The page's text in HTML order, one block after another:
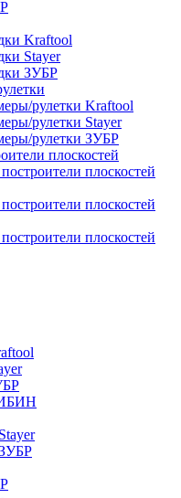
Kraftool
Stayer
ЗУБР
рулетки Kraftool
рулетки Stayer
рулетки ЗУБР
плоскостей
плоскостей
плоскостей
плоскостей